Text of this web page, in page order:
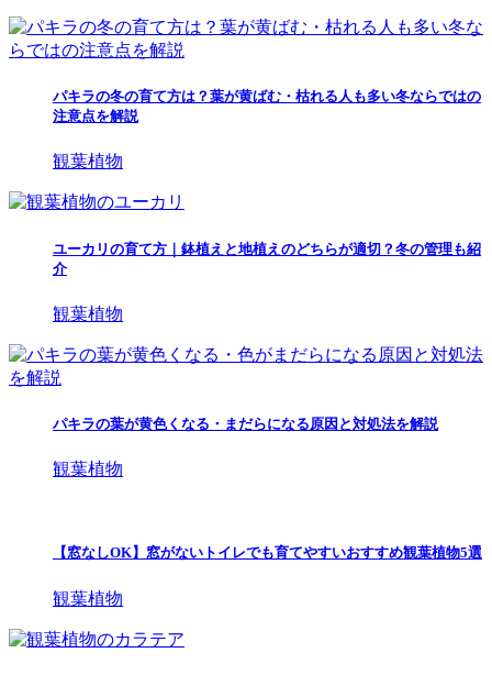
パキラの冬の育て方は？葉が黄ばむ・枯れる人も多い冬ならではの
注意点を解説
観葉植物
ユーカリの育て方｜鉢植えと地植えのどちらが適切？冬の管理も紹
介
観葉植物
パキラの葉が黄色くなる・まだらになる原因と対処法を解説
観葉植物
【窓なしOK】窓がないトイレでも育てやすいおすすめ観葉植物5選
観葉植物